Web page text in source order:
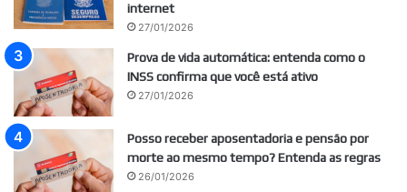
internet
27/01/2026
Prova de vida automática: entenda como o
INSS confirma que você está ativo
27/01/2026
Posso receber aposentadoria e pensão por
morte ao mesmo tempo? Entenda as regras
26/01/2026